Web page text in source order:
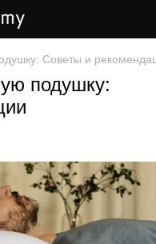
Советы и
подушку: